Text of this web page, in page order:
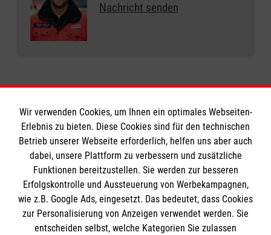
Nachricht senden
Informationen
Impressum
Datenschutz
Barrierefreiheit
Die Malteser
Wir verwenden Cookies, um Ihnen ein optimales Webseiten-
Erlebnis zu bieten. Diese Cookies sind für den technischen
Betrieb unserer Webseite erforderlich, helfen uns aber auch
dabei, unsere Plattform zu verbessern und zusätzliche
Funktionen bereitzustellen. Sie werden zur besseren
Erfolgskontrolle und Aussteuerung von Werbekampagnen,
wie z.B. Google Ads, eingesetzt. Das bedeutet, dass Cookies
zur Personalisierung von Anzeigen verwendet werden. Sie
entscheiden selbst, welche Kategorien Sie zulassen